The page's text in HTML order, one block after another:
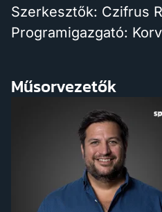
Szerkesztők: Czifrus
Programigazgató:
Műsorvezetők